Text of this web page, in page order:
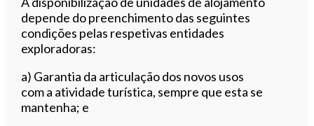
depende do preenchimento das seguintes
condições pelas respetivas entidades
exploradoras:
a) Garantia da articulação dos novos usos
com a atividade turística, sempre que esta se
mantenha; e